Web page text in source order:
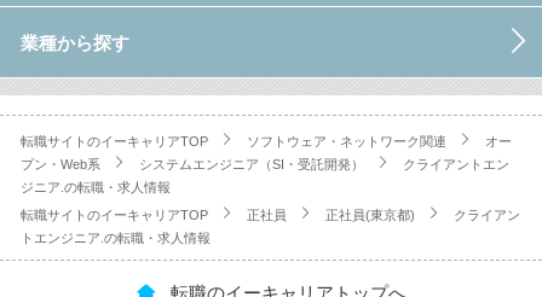
業種から探す
転職サイトのイーキャリアTOP ソフトウェア・ネットワーク関連
オー
プン・Web系
システムエンジニア（SI・受託開発）
クライアントエン
ジニア.の転職・求人情報
転職サイトのイーキャリアTOP
正社員 正社員(東京都)
クライアン
トエンジニア.の転職・求人情報